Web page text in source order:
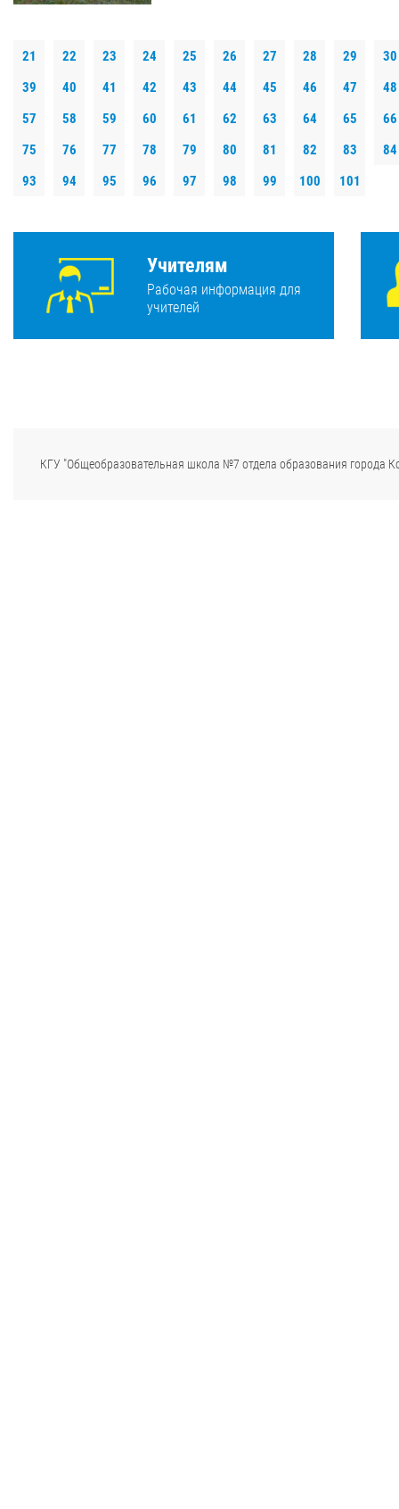
21 22 23 24 25 26 27 28 29
30
39
40 41 42 43 44 45 46 47
48
57
58 59 60 61 62 63 64 65
66
75
76 77 78 79 80 81 82 83
84
93
94 95 96 97 98 99 100 101
Учителям
Рабочая информация для
учителей
КГУ "Общеобразовательная школа №7 отдела образования города